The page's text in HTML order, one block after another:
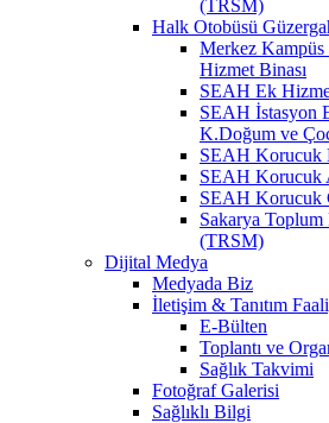
(TRSM)
Halk Otobüsü
Merkez
Hizmet Binası
SEAH Ek
SEAH İstasyon
K.Doğum ve
SEAH Korucuk
SEAH Korucuk
SEAH Korucuk
Sakarya Toplum
(TRSM)
Dijital Medya
Medyada Biz
İletişim & Tanıtım
E-Bülten
Toplantı ve
Sağlık Takvimi
Fotoğraf Galerisi
Sağlıklı Bilgi